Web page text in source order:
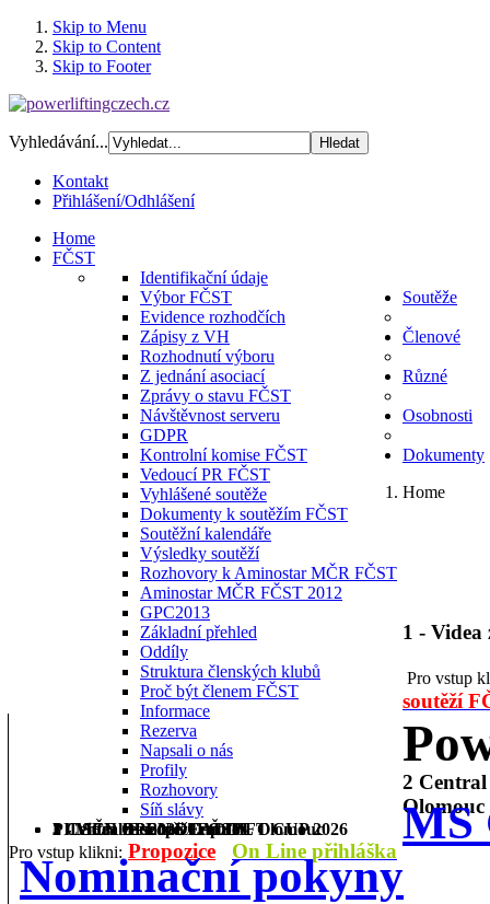
Skip to Menu
Skip to Content
Skip to Footer
Vyhledávání...
Kontakt
Přihlášení/Odhlášení
Home
FČST
Identifikační údaje
Výbor FČST
Evidence rozhodčích
Zápisy z VH
Rozhodnutí výboru
Z jednání asociací
Zprávy o stavu FČST
Návštěvnost serveru
GDPR
Kontrolní komise FČST
Vedoucí PR FČST
Soutěže
Vyhlášené soutěže
Dokumenty k soutěžím FČST
Soutěžní kalendáře
Výsledky soutěží
Rozhovory k Aminostar MČR FČST
Aminostar MČR FČST 2012
GPC2013
Členové
Základní přehled
Oddíly
Struktura členských klubů
Proč být členem FČST
Různé
Informace
Rezerva
Osobnosti
Napsali o nás
Profily
Rozhovory
Síň slávy
Dokumenty
Home
1 - Videa ze soutěží FČST
2 Central Europe Cup IPL Olomouc
3 - MČR BP 2026 Trutnov
PILSEN OPEN DEADLIFT CUP 2026
1 - Videa
Pro vstup
soutěží
2
Olomouc
Pro vstup klikni: Propozice On Line přihláška
MS
Nominační pokyny